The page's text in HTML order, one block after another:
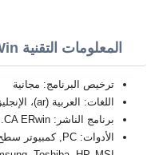
المعلومات التقنية ERWin
ترخيص البرنامج: مجانية
اللغات: العربية (ar)، الإنجليزية
برنامج الناشر: CA ERwin.